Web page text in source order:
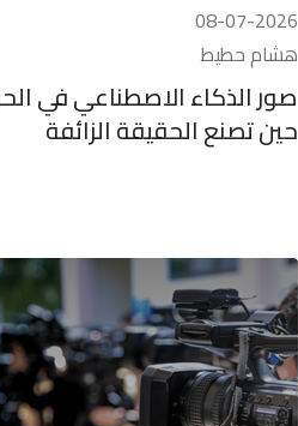
08-07-2026
هشام حطيط
صور الذكاء الاصطناعي في
حين تصنع الحقيقة الزائفة